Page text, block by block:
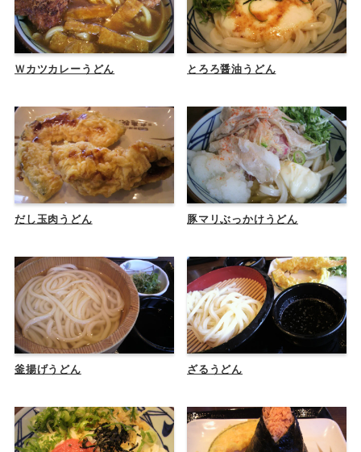
Ｗカツカレーうどん とろろ醤油うどん
だし玉肉うどん 豚マリぶっかけうどん
釜揚げうどん ざるうどん